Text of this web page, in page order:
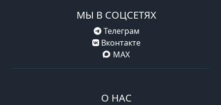
МЫ В СОЦСЕТЯХ
Телеграм
Вконтакте
MAX
О НАС